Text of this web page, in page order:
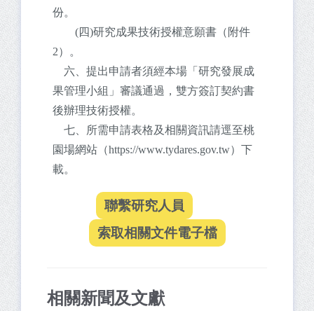
份。
(四)研究成果技術授權意願書（附件
2）。
六、提出申請者須經本場「研究發展成
果管理小組」審議通過，雙方簽訂契約書
後辦理技術授權。
七、所需申請表格及相關資訊請逕至桃
園場網站（https://www.tydares.gov.tw）下
載。
相關新聞及文獻